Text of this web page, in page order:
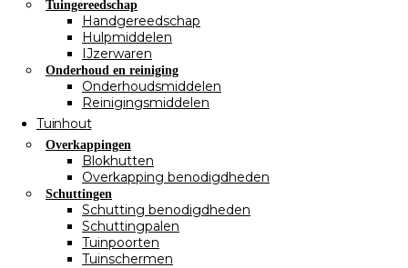
Tuingereedschap
Handgereedschap
Hulpmiddelen
IJzerwaren
Onderhoud en reiniging
Onderhoudsmiddelen
Reinigingsmiddelen
Tuinhout
Overkappingen
Blokhutten
Overkapping benodigdheden
Schuttingen
Schutting benodigdheden
Schuttingpalen
Tuinpoorten
Tuinschermen